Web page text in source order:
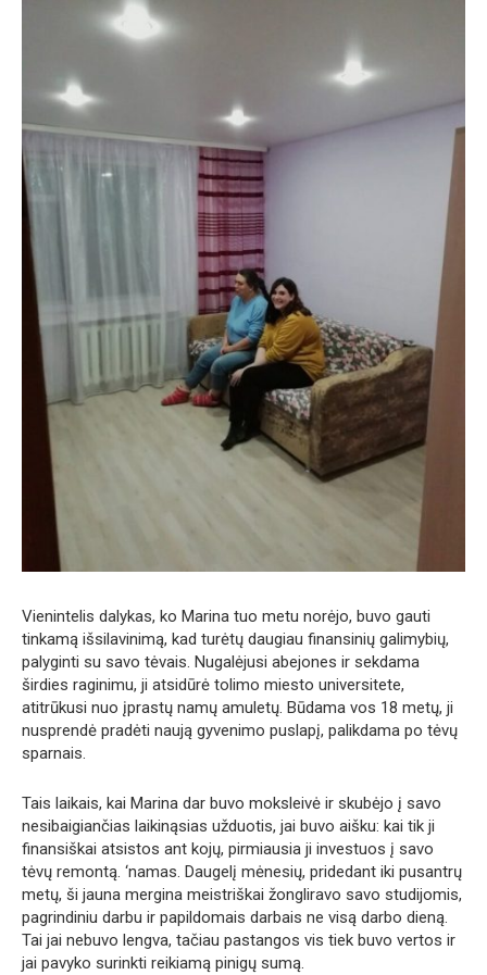
Vienintelis dalykas, ko Marina tuo metu norėjo, buvo gauti
tinkamą išsilavinimą, kad turėtų daugiau finansinių galimybių,
palyginti su savo tėvais. Nugalėjusi abejones ir sekdama
širdies raginimu, ji atsidūrė tolimo miesto universitete,
atitrūkusi nuo įprastų namų amuletų. Būdama vos 18 metų, ji
nusprendė pradėti naują gyvenimo puslapį, palikdama po tėvų
sparnais.
Tais laikais, kai Marina dar buvo moksleivė ir skubėjo į savo
nesibaigiančias laikinąsias užduotis, jai buvo aišku: kai tik ji
finansiškai atsistos ant kojų, pirmiausia ji investuos į savo
tėvų remontą. ‘namas. Daugelį mėnesių, pridedant iki pusantrų
metų, ši jauna mergina meistriškai žongliravo savo studijomis,
pagrindiniu darbu ir papildomais darbais ne visą darbo dieną.
Tai jai nebuvo lengva, tačiau pastangos vis tiek buvo vertos ir
jai pavyko surinkti reikiamą pinigų sumą.